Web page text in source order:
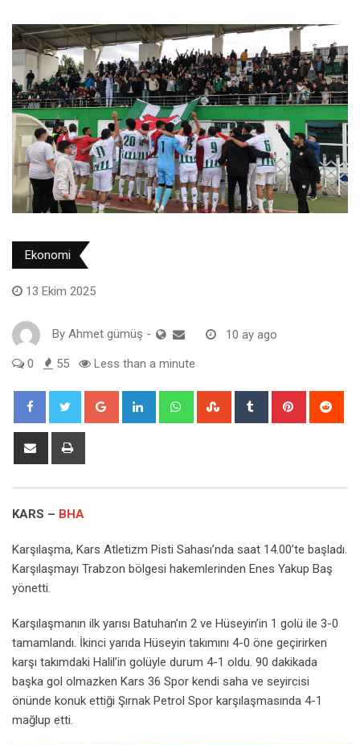
Ekonomi
13 Ekim 2025
By Ahmet gümüş - 10 ay ago
0 55 Less than a minute
Google+ LinkedIn WhatsappStumbleUpon
Tumblr Pinterest
Share
KARS – BHA
Karşılaşma, Kars Atletizm Pisti Sahası’nda saat 14.00’te başladı.
Karşılaşmayı Trabzon bölgesi hakemlerinden Enes Yakup Baş
yönetti.
Karşılaşmanın ilk yarısı Batuhan’ın 2 ve Hüseyin’in 1 golü ile 3-0
tamamlandı. İkinci yarıda Hüseyin takımını 4-0 öne geçirirken
karşı takımdaki Halil’in golüyle durum 4-1 oldu. 90 dakikada
başka gol olmazken Kars 36 Spor kendi saha ve seyircisi
önünde konuk ettiği Şırnak Petrol Spor karşılaşmasında 4-1
mağlup etti.